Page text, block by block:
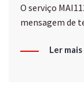
O serviço
mensagem de
Ler mais